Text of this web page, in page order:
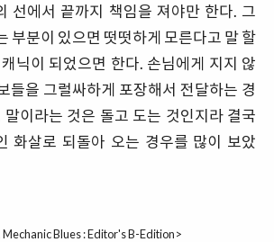
선에서 끝까지 책임을 져야만 한다. 그
부분이 있으면 떳떳하게 모른다고 말 할
닉이 되었으면 한다. 손님에게 지지 않
들을 그럴싸하게 포장해서 전달하는 경
이라는 것은 돌고 도는 것인지라 결국
화살로 되돌아 오는 경우를 많이 보았
Blues : Editor's B-Edition>